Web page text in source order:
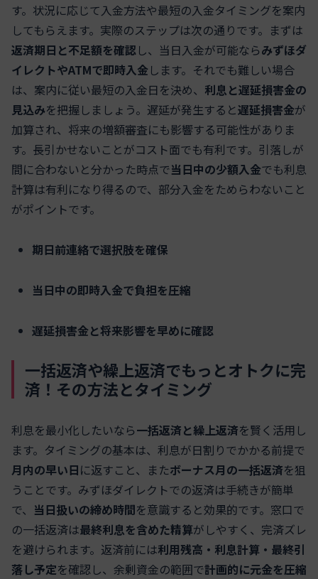
す。状況に応じて入金方法や最短の入金タイミングを案内
してもらえます。実際のステップは次の通りです。まずは
返済期日と不足額を確認し、当日入金が可能ならみずほダ
イレクトやATMで即時入金 します。それでも難しい場合
は、案内に従い最短の入金日を決め、 利息と遅延損害金の
見込みを把握しましょう。遅延が発生すると遅延損害金が
加算され、将来の増額審査にも影響する可能性がありま
す。長引かせないことがコスト面でも有利です。引落しが
間に合わないと分かった時点で当日中の少額入金でも利息
計算は有利になり得るので、部分入金をためらわないこと
がポイントです。
期日前連絡で選択肢を確保
当日中の即時入金で負担を圧縮
遅延損害金と将来影響を早めに確認
一括返済や繰上返済でもっとオトクに完
済！その方法とタイミング
利息を最小化したいなら一括返済と繰上返済を賢く活用し
ます。タイミングの基本は、利息が日割りでかかる前提で
月内の早い日に返すこと、またボーナス月の一括返済を狙
うことです。みずほダイレクトでの返済は手続きが簡単
で、 当日扱いの締め時間を意識すると効果的です。窓口で
の一括返済は最終利息を含めた精算がしやすく、完済ズレ
を避けられます。返済前には利用残高・利息計算・最終引
落し予定を確認し、余剰資金の範囲で計画的に元金を圧縮